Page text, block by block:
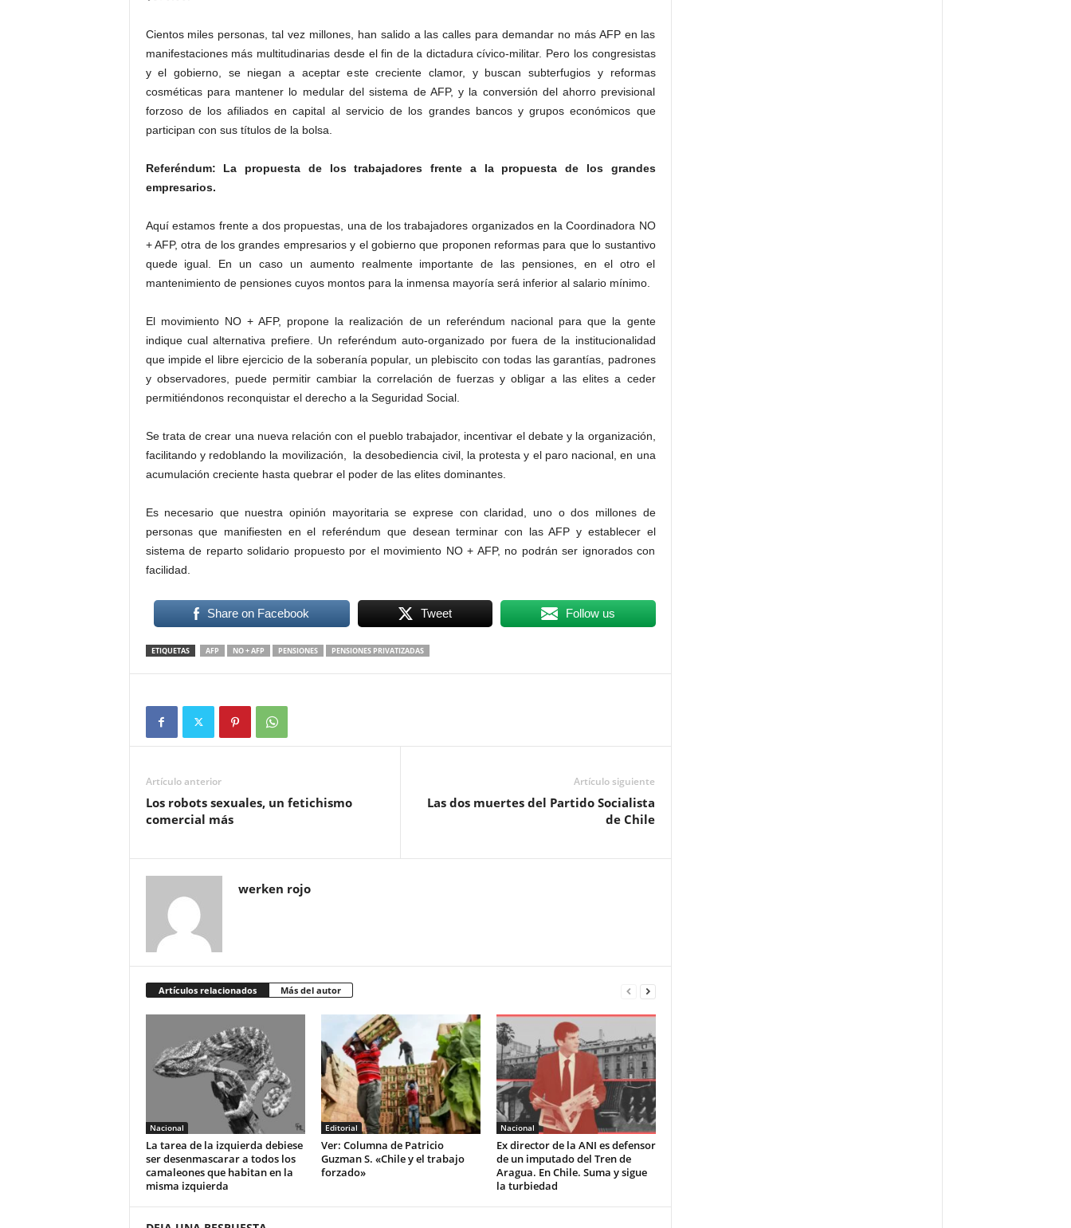
Cientos miles personas, tal vez millones, han salido a las calles para demandar no más AFP en las
manifestaciones más multitudinarias desde el fin de la dictadura cívico-militar. Pero los congresistas
y el gobierno, se niegan a aceptar este creciente clamor, y buscan subterfugios y reformas
cosméticas para mantener lo medular del sistema de AFP, y la conversión del ahorro previsional
forzoso de los afiliados en capital al servicio de los grandes bancos y grupos económicos que
participan con sus títulos de la bolsa.
Referéndum: La propuesta de los trabajadores frente a la propuesta de los grandes
empresarios.
Aquí estamos frente a dos propuestas, una de los trabajadores organizados en la Coordinadora NO
+ AFP, otra de los grandes empresarios y el gobierno que proponen reformas para que lo sustantivo
quede igual. En un caso un aumento realmente importante de las pensiones, en el otro el
mantenimiento de pensiones cuyos montos para la inmensa mayoría será inferior al salario mínimo.
El movimiento NO + AFP, propone la realización de un referéndum nacional para que la gente
indique cual alternativa prefiere. Un referéndum auto-organizado por fuera de la institucionalidad
que impide el libre ejercicio de la soberanía popular, un plebiscito con todas las garantías, padrones
y observadores, puede permitir cambiar la correlación de fuerzas y obligar a las elites a ceder
permitiéndonos reconquistar el derecho a la Seguridad Social.
Se trata de crear una nueva relación con el pueblo trabajador, incentivar el debate y la organización,
facilitando y redoblando la movilización, la desobediencia civil, la protesta y el paro nacional, en una
acumulación creciente hasta quebrar el poder de las elites dominantes.
Es necesario que nuestra opinión mayoritaria se exprese con claridad, uno o dos millones de
personas que manifiesten en el referéndum que desean terminar con las AFP y establecer el
sistema de reparto solidario propuesto por el movimiento NO + AFP, no podrán ser ignorados con
facilidad.
Share on Facebook Tweet Follow us
ETIQUETAS AFP NO + AFP PENSIONES PENSIONES PRIVATIZADAS
Artículo anterior
Los robots sexuales, un fetichismo
comercial más
Artículo siguiente
Las dos muertes del Partido Socialista
de Chile
werken rojo
Artículos relacionados Más del autor
Nacional
La tarea de la izquierda debiese
ser desenmascarar a todos los
camaleones que habitan en la
misma izquierda
Editorial
Ver: Columna de Patricio
Guzman S. «Chile y el trabajo
forzado»
Nacional
Ex director de la ANI es defensor
de un imputado del Tren de
Aragua. En Chile. Suma y sigue
la turbiedad